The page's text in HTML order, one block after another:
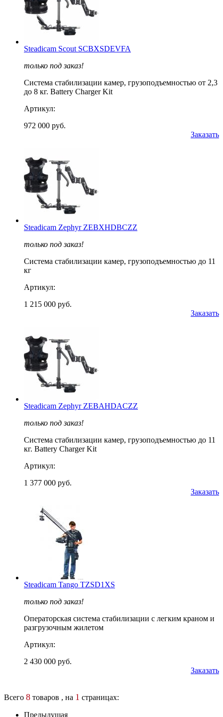
Steadicam Scout SCBXSDEVFA
только под заказ!
Cистема стабилизации камер, грузоподъемностью от 2,3
до 8 кг. Battery Charger Kit
Артикул:
972 000 руб.
Заказать
Steadicam Zephyr ZEBXHDBCZZ
только под заказ!
Cистема стабилизации камер, грузоподъемностью до 11
кг
Артикул:
1 215 000 руб.
Заказать
Steadicam Zephyr ZEBAHDACZZ
только под заказ!
Cистема стабилизации камер, грузоподъемностью до 11
кг. Battery Charger Kit
Артикул:
1 377 000 руб.
Заказать
Steadicam Tango TZSD1XS
только под заказ!
Операторская система стабилизации с легким краном и
разгрузочным жилетом
Артикул:
2 430 000 руб.
Заказать
Всего 8 товаров , на 1 страницах:
Предыдущая